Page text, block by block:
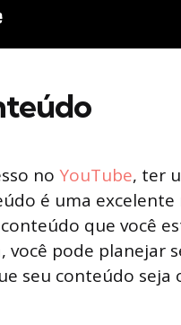
no YouTube, ter
é uma excelente
que você
você pode planejar
seu conteúdo seja